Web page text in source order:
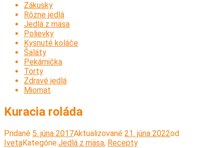
Zákusky
Rôzne jedlá
Jedlá z mäsa
Polievky
Kysnuté koláče
Šaláty
Pekárnička
Torty
Zdravé jedlá
Miomat
Kuracia roláda
Pridané 5. júna 2017Aktualizované 21. júna 2022od
IvetaKategórie:Jedlá z mäsa, Recepty